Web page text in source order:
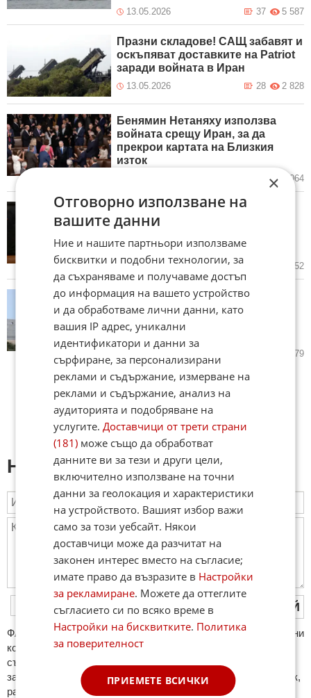
13.05.2026 5 587
37
Празни складове! САЩ забавят и
оскъпяват доставките на Patriot
заради войната в Иран
13.05.2026 2 828
28
Бенямин Нетаняху използва
войната срещу Иран, за да
прекрои картата на Близкия
изток
2 064
Доналд Тръмп: Барак Обама е
глупав неудачник! Той даде
Техеран
11.05.2026 3 452
Израелската армия: "Железен
купол" е свалил до 99% от
ракетите на Иран, Хамас и
Хизбула
2 879
Напиши коментар:
ПУБЛИКУВАЙ
ФAКТИ.БГ нe тoлeрирa oбидни кoмeнтaри и cпaм. Нeкoрeктни
кoмeнтaри щe бъдaт изтривaни. Тaкивa ca тeзи, кoитo
cъдържaт нeцeнзурни изрaзи, лични oбиди и нaпaдки,
зaплaхи; нямaт връзкa c тeмaтa; нaпиcaни са изцялo нa eзик,
рaзличeн oт бългaрcки, което важи и за потребителското
×
Отговорно използване на
вашите данни
Ние и нашите партньори използваме
бисквитки и подобни технологии, за
да съхраняваме и получаваме достъп
до информация на вашето устройство
и да обработваме лични данни, като
вашия IP адрес, уникални
идентификатори и данни за
сърфиране, за персонализирани
реклами и съдържание, измерване на
реклами и съдържание, анализ на
аудиторията и подобряване на
услугите.Доставчици от трети страни
(181) може също да обработват
данните ви за тези и други цели,
включително използване на точни
данни за геолокация и характеристики
на устройството. Вашият избор важи
само за този уебсайт. Някои
доставчици може да разчитат на
законен интерес вместо на съгласие;
имате право да възразите в Настройки
за рекламиране. Можете да оттеглите
съгласието си по всяко време в
Настройки на бисквитките. Политика
за поверителност
ПРИЕМЕТЕ ВСИЧКИ